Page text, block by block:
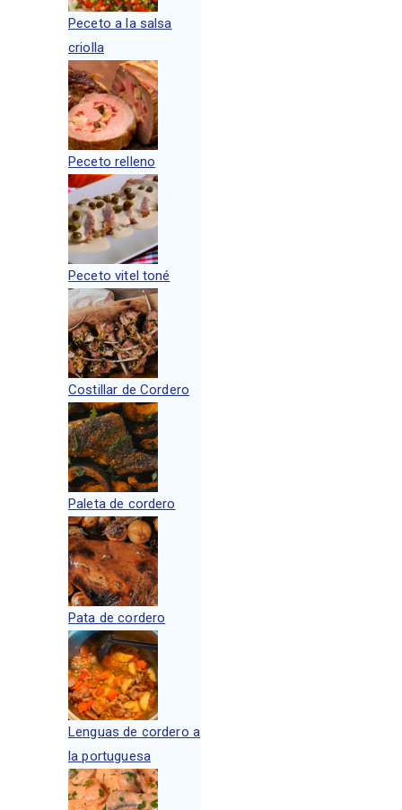
Peceto a la salsa
criolla
Peceto relleno
Peceto vitel toné
Costillar de Cordero
Paleta de cordero
Pata de cordero
Lenguas de cordero a
la portuguesa